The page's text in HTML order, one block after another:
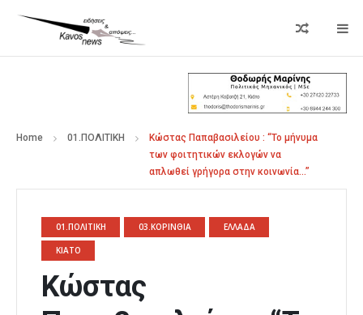
Home 01.ΠΟΛΙΤΙΚΗ
Κώστας Παπαβασιλείου : “Το μήνυμα
των φοιτητικών εκλογών να
απλωθεί γρήγορα στην κοινωνία…”
01.ΠΟΛΙΤΙΚΗ 03.ΚΟΡΙΝΘΙΑ ΕΛΛΑΔΑ
ΚΙΑΤΟ
Κώστας